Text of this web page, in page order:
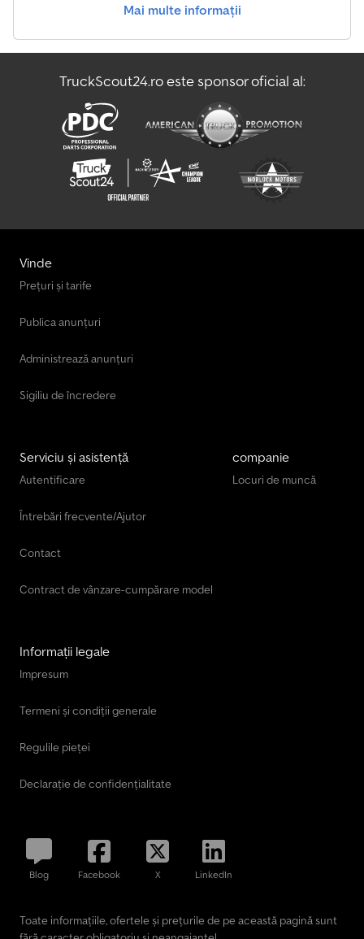
Mai multe informații
TruckScout24.ro este sponsor oficial al:
Vinde
Prețuri și tarife
Publica anunțuri
Administrează anunțuri
Sigiliu de încredere
Serviciu și asistență
Autentificare
Întrebări frecvente/Ajutor
Contact
Contract de vânzare-cumpărare model
companie
Locuri de muncă
Informații legale
Impresum
Termeni și condiții generale
Regulile pieței
Declarație de confidențialitate
Blog Facebook X LinkedIn
Toate informațiile, ofertele și prețurile de pe această pagină sunt